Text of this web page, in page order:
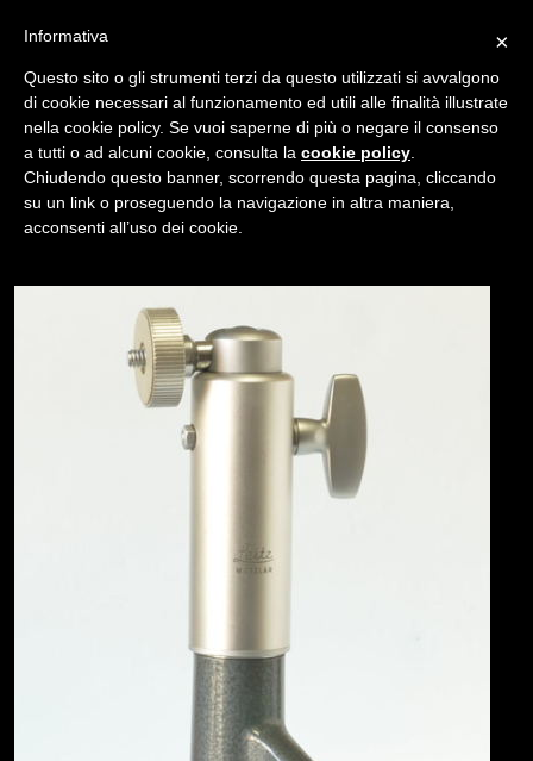
/ USATO CAVALLETTO LEICA CROMATO
NAVIGAZIONE
×
Informativa
Questo sito o gli strumenti terzi da questo utilizzati si avvalgono
di cookie necessari al funzionamento ed utili alle finalità illustrate
nella cookie policy. Se vuoi saperne di più o negare il consenso
a tutti o ad alcuni cookie, consulta la cookie policy
Chiudendo questo banner, scorrendo questa pagina, cliccando
su un link o proseguendo la navigazione in altra maniera,
acconsenti all’uso dei cookie.